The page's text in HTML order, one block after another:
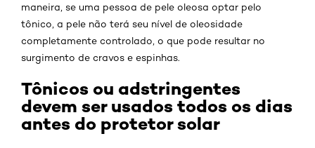
maneira, se uma pessoa de pele oleosa optar pelo
tônico, a pele não terá seu nível de oleosidade
completamente controlado, o que pode resultar no
surgimento de cravos e espinhas.
Tônicos ou adstringentes
devem ser usados todos os dias
antes do protetor solar